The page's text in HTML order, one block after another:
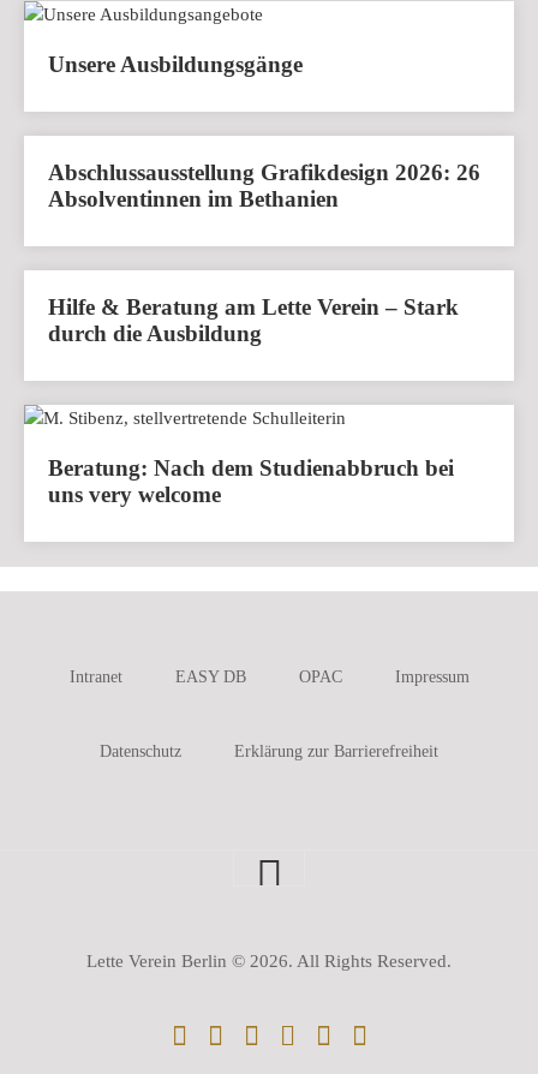
Unsere Ausbildungsgänge
Abschlussausstellung Grafikdesign 2026: 26
Absolventinnen im Bethanien
Hilfe & Beratung am Lette Verein – Stark
durch die Ausbildung
Beratung: Nach dem Studienabbruch bei
uns very welcome
Intranet EASY DB OPAC Impressum
Datenschutz Erklärung zur Barrierefreiheit
Lette Verein Berlin © 2026. All Rights Reserved.